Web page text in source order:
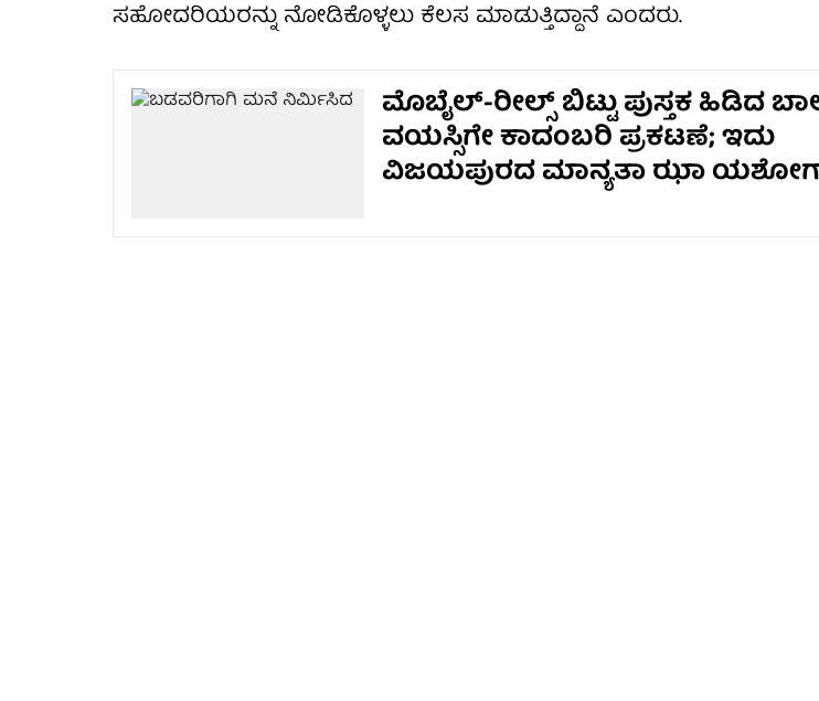
ಸಹೋದರಿಯರನ್ನು ನೋಡಿಕೊಳ್ಳಲು ಕೆಲಸ ಮಾಡುತ್ತಿದ್ದಾನೆ ಎಂದರು.
ಮೊಬೈಲ್-ರೀಲ್ಸ್‌ ಬಿಟ್ಟು ಪುಸ್ತಕ ಹಿಡಿದ
ವಯಸ್ಸಿಗೇ ಕಾದಂಬರಿ ಪ್ರಕಟಣೆ; ಇದು
ವಿಜಯಪುರದ ಮಾನ್ಯತಾ ಝಾ